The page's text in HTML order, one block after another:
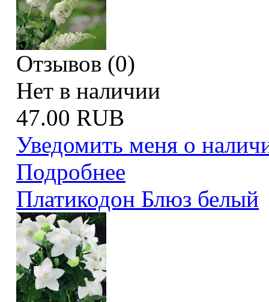
Отзывов (0)
Нет в наличии
47.00 RUB
Уведомить меня о
Подробнее
Платикодон Блюз белый